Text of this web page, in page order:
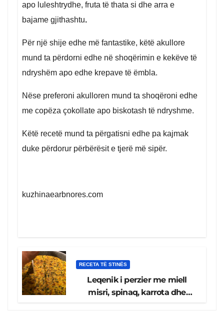
apo luleshtrydhe, fruta të thata si dhe arra e
bajame gjithashtu.
Për një shije edhe më fantastike, këtë akullore
mund ta përdorni edhe në shoqërimin e kekëve të
ndryshëm apo edhe krepave të ëmbla.
Nëse preferoni akulloren mund ta shoqëroni edhe
me copëza çokollate apo biskotash të ndryshme.
Këtë recetë mund ta përgatisni edhe pa kajmak
duke përdorur përbërësit e tjerë më sipër.
kuzhinaearbnores.com
RECETA TË STINËS
Leqenik i perzier me miell
misri, spinaq, karrota dhe